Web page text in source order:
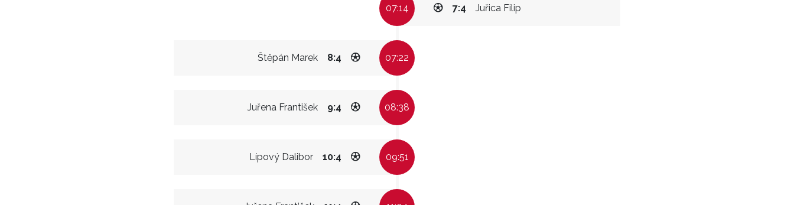
07:14 Juřica Filip
7:4
Štěpán Marek 8:4 07:22
Juřena František 9:4 08:38
Lípový Dalibor 10:4 09:51